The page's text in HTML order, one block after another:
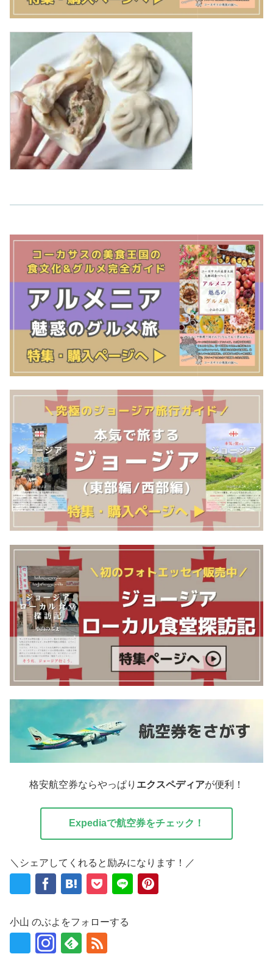
格安航空券ならやっぱり エクスペディアが便利！
Expediaで航空券をチェック！
＼シェアしてくれると励みになります！／
小山 のぶよをフォローする